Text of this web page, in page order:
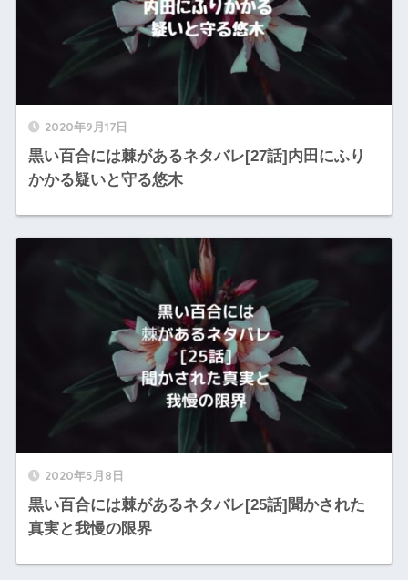
2020年9月17日
黒い百合には棘があるネタバレ[27話]内田にふり
かかる疑いと守る悠木
2020年5月8日
黒い百合には棘があるネタバレ[25話]聞かされた
真実と我慢の限界